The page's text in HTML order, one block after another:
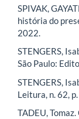
SPIVAK,
história do
2022.
STENGERS,
São Paulo:
STENGERS,
Leitura, n. 62,
TADEU,